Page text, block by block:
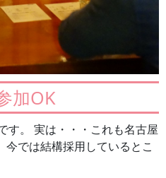
加OK
す。 実は・・・これも名古屋
では結構採用しているとこ